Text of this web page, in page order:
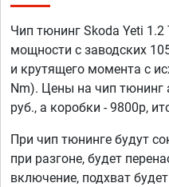
Чип тюнинг Skoda Yeti 1.2
мощности с заводских
и крутящего момента с
Nm). Цены на чип тюнинг
руб., а коробки - 9800р,
При чип тюнинге будут
при разгоне, будет
включение, подхват